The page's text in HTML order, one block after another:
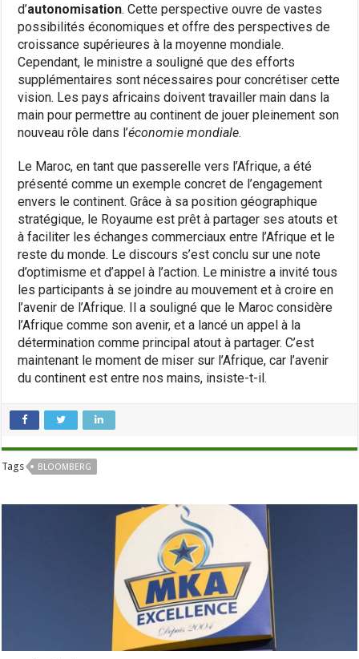
d’autonomisation. Cette perspective ouvre de vastes
possibilités économiques et offre des perspectives de
croissance supérieures à la moyenne mondiale.
Cependant, le ministre a souligné que des efforts
supplémentaires sont nécessaires pour concrétiser cette
vision. Les pays africains doivent travailler main dans la
main pour permettre au continent de jouer pleinement son
nouveau rôle dans l’économie mondiale.
Le Maroc, en tant que passerelle vers l’Afrique, a été
présenté comme un exemple concret de l’engagement
envers le continent. Grâce à sa position géographique
stratégique, le Royaume est prêt à partager ses atouts et
à faciliter les échanges commerciaux entre l’Afrique et le
reste du monde. Le discours s’est conclu sur une note
d’optimisme et d’appel à l’action. Le ministre a invité tous
les participants à se joindre au mouvement et à croire en
l’avenir de l’Afrique. Il a souligné que le Maroc considère
l’Afrique comme son avenir, et a lancé un appel à la
détermination comme principal atout à partager. C’est
maintenant le moment de miser sur l’Afrique, car l’avenir
du continent est entre nos mains, insiste-t-il.
Tags BLOOMBERG